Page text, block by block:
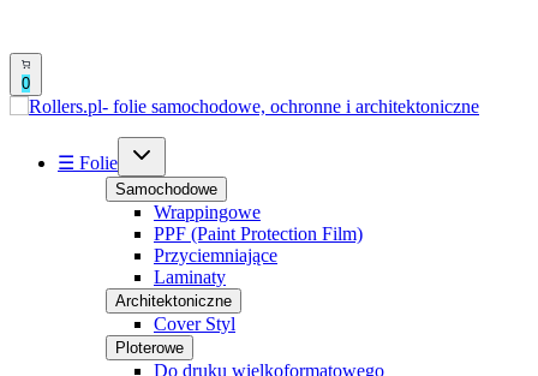
0
☰ Folie
Samochodowe
Wrappingowe
PPF (Paint Protection Film)
Przyciemniające
Laminaty
Architektoniczne
Cover Styl
Ploterowe
Do druku wielkoformatowego